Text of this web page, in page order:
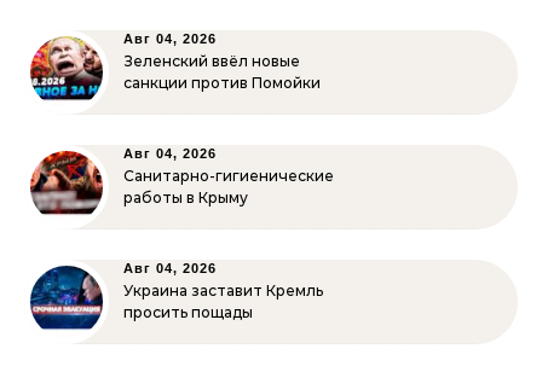
Авг 04, 2026
Зеленский ввёл новые
санкции против Помойки
Авг 04, 2026
Санитарно-гигиенические
работы в Крыму
Авг 04, 2026
Украина заставит Кремль
просить пощады